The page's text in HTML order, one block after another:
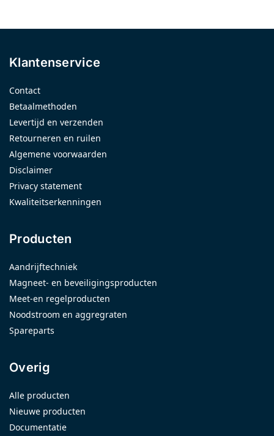
Klantenservice
Contact
Betaalmethoden
Levertijd en verzenden
Retourneren en ruilen
Algemene voorwaarden
Disclaimer
Privacy statement
Kwaliteitserkenningen
Producten
Aandrijftechniek
Magneet- en beveiligingsproducten
Meet-en regelproducten
Noodstroom en aggregraten
Spareparts
Overig
Alle producten
Nieuwe producten
Documentatie